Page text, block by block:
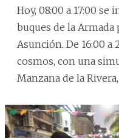
Hoy, 08:00 a 17:00 se
buques de la Armada
Asunción. De 16:00 a
cosmos, con una
Manzana de la